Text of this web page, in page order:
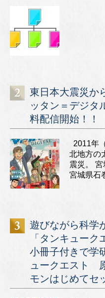
東日本大震災か
ッタン＝デジタ
料配信開始！！
2011年
北地方の
震災。
宮城県石
遊びながら科学
「タンキュー
小冊子付きで学
ュークエスト
モンはじめてセ